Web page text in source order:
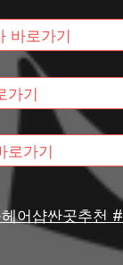
바로가기
가기
로가기
어샵싼곳추천 #